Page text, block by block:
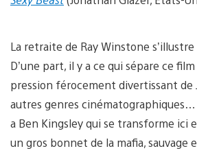
La retraite de Ray Winstone s’illustre
D’une part, il y a ce qui sépare ce
pression férocement divertissant de
autres genres cinématographiques…
a Ben Kingsley qui se transforme ici
un gros bonnet de la mafia,